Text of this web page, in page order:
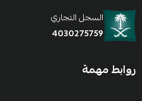
السجل التجاري
4030275759
روابط مهمة